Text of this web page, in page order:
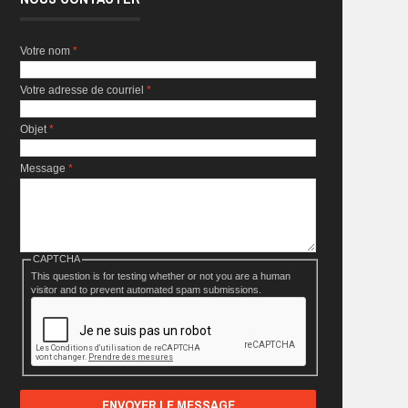
Votre nom*
Votre adresse de courriel*
Objet*
Message*
CAPTCHA
This question is for testing whether or not you are a human
visitor and to prevent automated spam submissions.